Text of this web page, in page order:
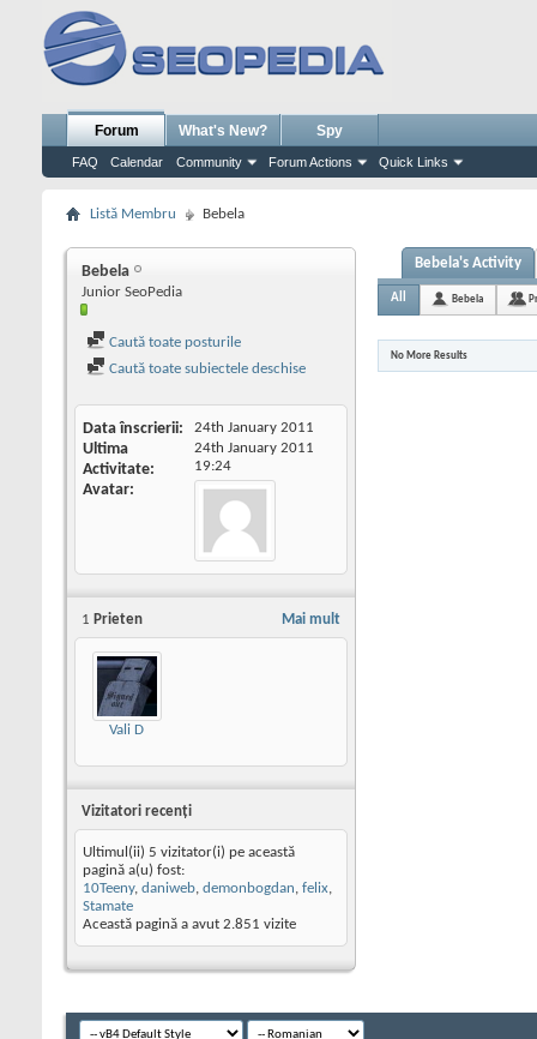
Forum
FAQ Calendar Community Forum Actions Quick Links
What's New? Spy
Listă Membru Bebela
Bebela
Junior SeoPedia
Caută toate posturile
Caută toate subiectele deschise
Data înscrierii 24th January 2011
Ultima
Activitate
24th January 2011
19:24
Avatar
Mai mult
1 Prieten
Vali D
Vizitatori recenţi
Ultimul(ii) 5 vizitator(i) pe această
pagină a(u) fost:
10Teeny, daniweb, demonbogdan, felix,
Stamate
Această pagină a avut 2.851 vizite
Bebela's Activity
All Bebela
No More Results